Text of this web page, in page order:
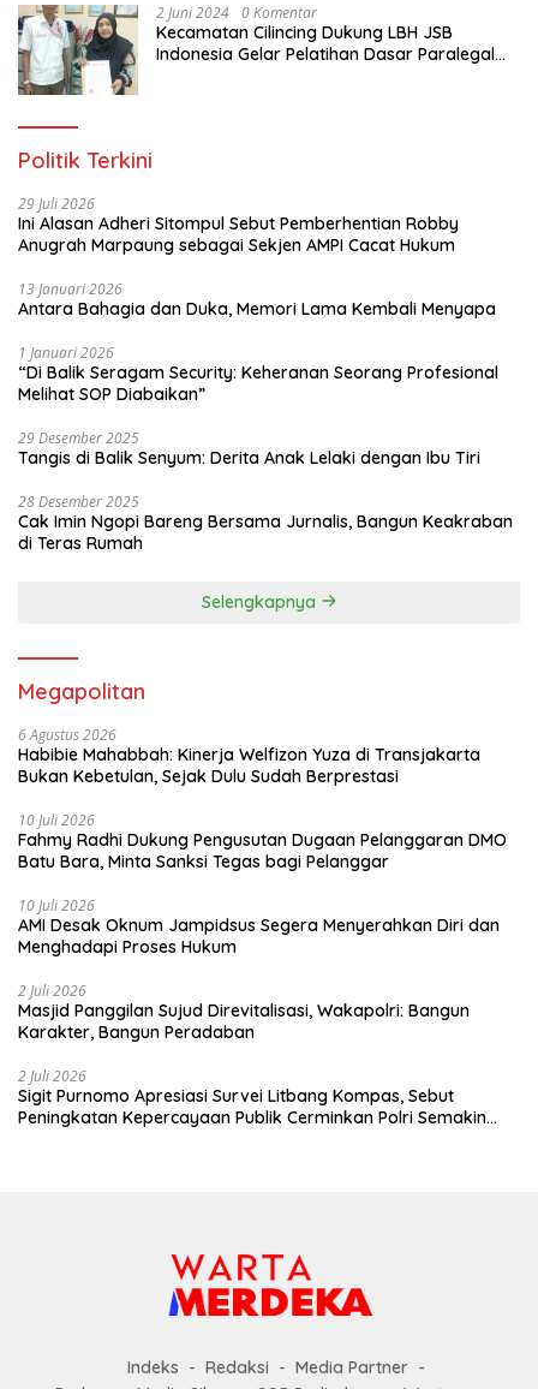
2 Juni 2024 0 Komentar
Kecamatan Cilincing Dukung LBH JSB
Indonesia Gelar Pelatihan Dasar Paralegal
Politik Terkini
29 Juli 2026
Ini Alasan Adheri Sitompul Sebut Pemberhentian Robby
Anugrah Marpaung sebagai Sekjen AMPI Cacat Hukum
13 Januari 2026
Antara Bahagia dan Duka, Memori Lama Kembali Menyapa
1 Januari 2026
“Di Balik Seragam Security: Keheranan Seorang Profesional
Melihat SOP Diabaikan”
29 Desember 2025
Tangis di Balik Senyum: Derita Anak Lelaki dengan Ibu Tiri
28 Desember 2025
Cak Imin Ngopi Bareng Bersama Jurnalis, Bangun Keakraban
di Teras Rumah
Selengkapnya
Megapolitan
6 Agustus 2026
Habibie Mahabbah: Kinerja Welfizon Yuza di Transjakarta
Bukan Kebetulan, Sejak Dulu Sudah Berprestasi
10 Juli 2026
Fahmy Radhi Dukung Pengusutan Dugaan Pelanggaran DMO
Batu Bara, Minta Sanksi Tegas bagi Pelanggar
10 Juli 2026
AMI Desak Oknum Jampidsus Segera Menyerahkan Diri dan
Menghadapi Proses Hukum
2 Juli 2026
Masjid Panggilan Sujud Direvitalisasi, Wakapolri: Bangun
Karakter, Bangun Peradaban
2 Juli 2026
Sigit Purnomo Apresiasi Survei Litbang Kompas, Sebut
Peningkatan Kepercayaan Publik Cerminkan Polri Semakin
Indeks Redaksi
Media Partner